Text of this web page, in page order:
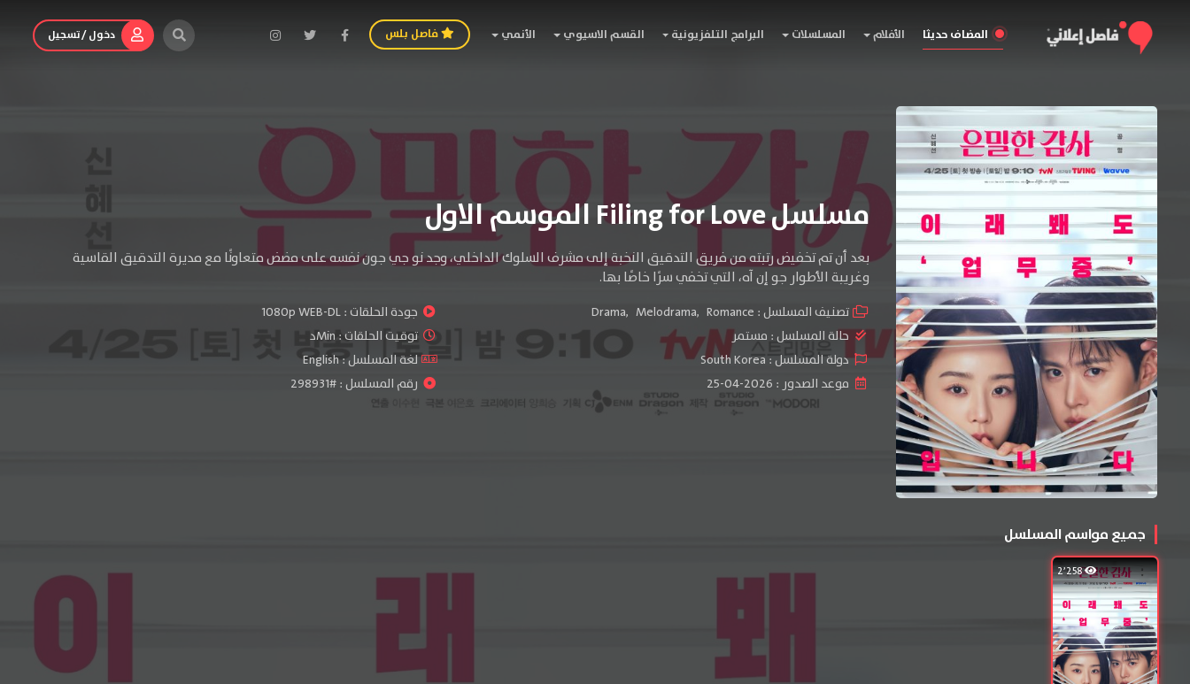
المضاف حديثا الأفلام المسلسلات البرامج التلفزيونية القسم الاسيوي الأنمي فاصل بلس دخول / تسجيل
مسلسل Filing for Love الموسم الاول
بعد أن تم تخفيض رتبته من فريق التدقيق النخبة إلى مشرف السلوك الداخلي، وجد نو جي جون نفسه على مضض متعاونًا مع مديرة التدقيق القاسية
وغريبة الأطوار جو إن آه، التي تخفي سرًا خاصًا بها.
تصنيف المسلسل : Drama, Melodrama, Romance جودة الحلقات :1080p WEB-DL
حالة المسلسل : مستمر
توقيت الحلقات : Minد
دولة المسلسل : South Korea
لغة المسلسل : English
موعد الصدور : 2026-04-25
رقم المسلسل : #298931
جميع مواسم المسلسل
2٬258